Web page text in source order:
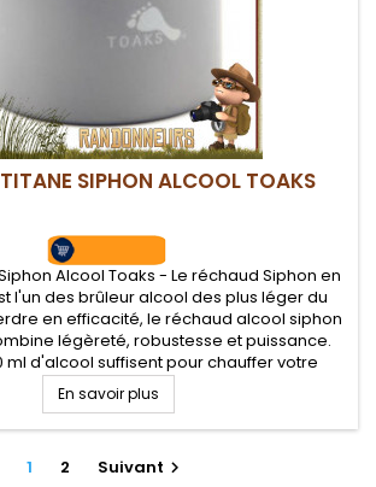
SIPHON ALCOOL TOAKS
Alcool Toaks - Le réchaud Siphon en
l'un des brûleur alcool des plus léger du
en efficacité, le réchaud alcool siphon
légèreté, robustesse et puissance.
ml d'alcool suffisent pour chauffer votre
popote près de 12 minutes
En savoir plus
1 2 Suivant 